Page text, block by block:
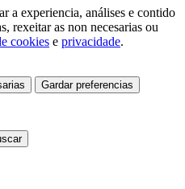
a experiencia, análises e contido
rexeitar as non necesarias ou
cookies e privacidade.
Gardar preferencias